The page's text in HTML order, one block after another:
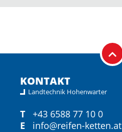
KONTAKT
Landtechnik Hohenwarter
T
+43 6588 77 10 0
E
info@reifen-ketten.at